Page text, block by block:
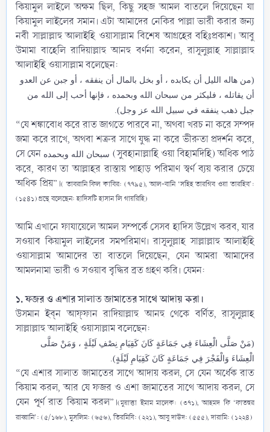
কিয়ামুল লাইলে অক্ষম ছিল, কিছু সহজ আমল বাতলে দিয়েছেন যা
কিয়ামুল লাইলের সমান। এটা আমাদের নেকির পাল্লা ভারী করার জন্য
নবী সাল্লাল্লাহু আলাইহি ওয়াসাল্লাম‎ বিশেষ আগ্রহের বহিঃপ্রকাশ। আবু
উমামা বাহেলি ‎রাদিয়াল্লাহু আনহু বর্ণনা করেন, রাসূলুল্লাহ সাল্লাল্লাহু
আলাইহি ওয়াসাল্লাম‎ বলেছেন:​
(من هاله الليل أن يكابده ، أو بخل بالمال أن ينفقه ، أو جبن عن العدو
أن يقاتله ، فليكثر من سبحان الله وبحمده ، فإنها أحب إلى الله من
جبل ذهب ينفقه في سبيل الله عز وجل).
“যে শঙ্কাবোধ করে রাত জাগতে পারবে না, অথবা খরচ না করে সম্পদ
জমা করে রাখে, অথবা শত্রুর সাথে যুদ্ধ না করে ভীরুতা প্রদর্শন করে,
সে যেন سبحان الله وبحمده (সুবহানাল্লাহি ওয়া বিহামদিহি) অধিক পাঠ
করে, কারণ তা আল্লাহর রাস্তায় পাহাড় পরিমাণ স্বর্ণ ব্যয় করার চেয়ে
অধিক প্রিয়”।( তাবরানি ফিল কাবির: (৭৭৯৫), আল-বানি ‘সহিহ তারগিব ওয়া তারহিব’:
(১৫৪১) গ্রন্থে বলেছেন: হাদিসটি হাসান লি গায়রিহি)
আমি এখানে ফাযায়েলে আমল সম্পর্কে সেসব হাদিস উল্লেখ করব, যার
সওয়াব কিয়ামুল লাইলের সমপরিমাণ। রাসূলুল্লাহ সাল্লাল্লাহু আলাইহি
ওয়াসাল্লাম‎ আমাদের তা বাতলে দিয়েছেন, যেন আমরা আমাদের
আমলনামা ভারী ও সওয়াব বৃদ্ধির ব্রত গ্রহণ করি। যেমন:​
১. ফজর ও এশার সালাত জামাতের সাথে আদায় করা।
উসমান ইব্‌ন আফ্‌ফান ‎রাদিয়াল্লাহু আনহু থেকে বর্ণিত, রাসূলুল্লাহ
সাল্লাল্লাহু আলাইহি ওয়াসাল্লাম‎ বলেছেন:​
(مَنْ صَلَّى الْعِشَاءَ فِي جَمَاعَةٍ كَانَ كَقِيَامِ نِصْفِ لَيْلَةٍ ، وَمَنْ صَلَّى
الْعِشَاءَ وَالْفَجْرَ فِي جَمَاعَةٍ كَانَ كَقِيَامِ لَيْلَةٍ).
“যে এশার সালাত জামাতের সাথে আদায় করল, সে যেন অর্ধেক রাত
কিয়াম করল, আর যে ফজর ও এশা জামাতের সাথে আদায় করল, সে
যেন পূর্ণ রাত কিয়াম করল”।(মুয়াত্তা ইমাম মালেক: (৩৭১), আহমদ ফি ‘ফাতহুর
রাব্বানি’: (৫/১৬৮), মুসলিম: (৬৫৬), তিরমিযি: (২২১), আবু দাউদ: (৫৫৫), দারামি: (১২২৪)